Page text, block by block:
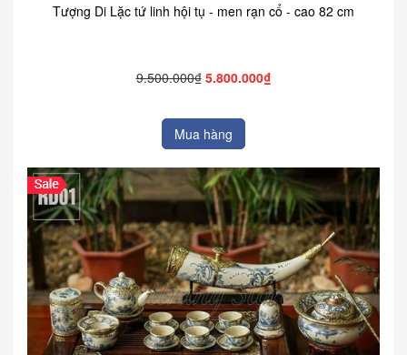
Tượng Di Lặc tứ linh hội tụ - men rạn cổ - cao 82 cm
9.500.000₫ 5.800.000₫
Mua hàng